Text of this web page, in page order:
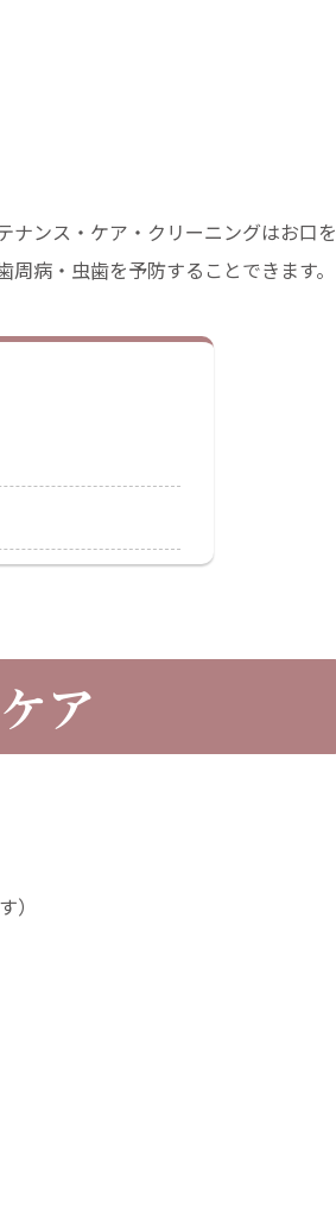
ンス・ケア・クリーニングはお口を
病・虫歯を予防することできます。
ア
）